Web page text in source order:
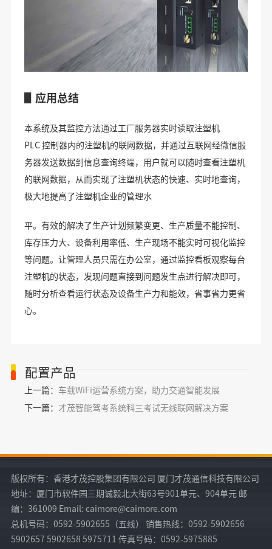
▋应用总结
本系统及其监控方法通过工厂服务器实时读取注塑机
PLC 控制器内的注塑机的联网数据，并通过互联网经微信服
务器发送数据到信息查询终端，用户就可以随时查看注塑机
的联网数据，从而实现了注塑机状态的快速、实时地查询，
极大地提高了注塑机企业的管理水
平。有效的解决了生产计划频繁变更、生产质量不能控制、
库存压力大、设备利用率低、生产现场不能实时可视化监控
等问题。让管理人员只需在办公室，通过监控看板观察每台
注塑机的状态，发现问题直接到问题发生点进行解决即可，
随时分析查看运行状态及设备生产力和能效，省事省力更省
心。
配置产品
上一篇： 车载WiFi运营系统方案，助力交通智能发展
下一篇： 才茂智能驾考系统科三考试无线联网解决方案
版权所有：香港才茂控股集团有限公司 厦门才茂通信科技有限公司
地址：厦门市软件园三期诚毅北大街63号901单元、904单元 邮
编：361009 Email: caimore@caimore.com
总机号码：0592-5902655（五线） 销售热线：0592-5902656
5902657 5902658 5975711 传真号码：0592-5975885